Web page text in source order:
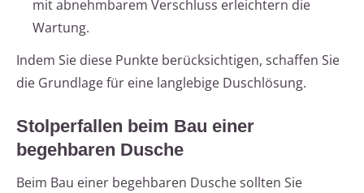
mit abnehmbarem Verschluss erleichtern die
Wartung.
Indem Sie diese Punkte berücksichtigen, schaffen Sie
die Grundlage für eine langlebige Duschlösung.
Stolperfallen beim Bau einer
begehbaren Dusche
Beim Bau einer begehbaren Dusche sollten Sie